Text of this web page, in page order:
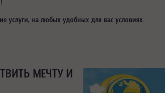
услуги, на любых удобных для вас условиях.
МЕЧТУ И